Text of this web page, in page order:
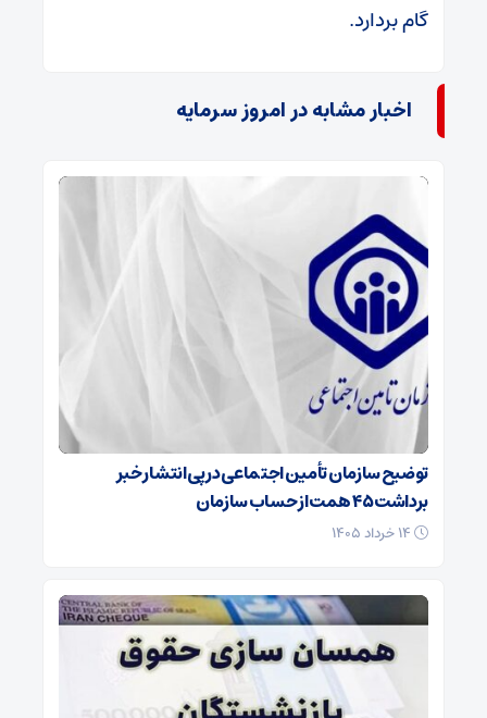
گام بردارد.
اخبار مشابه در امروز سرمایه
توضیح سازمان تأمین اجتماعی در پی انتشار خبر
برداشت ۴۵ همت از حساب سازمان